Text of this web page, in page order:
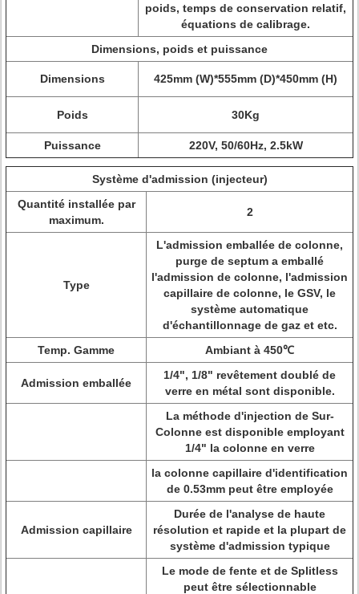
poids, temps de conservation relatif,
équations de calibrage.
Dimensions, poids et puissance
Dimensions 425mm (W)*555mm (D)*450mm (H)
Poids 30Kg
Puissance 220V, 50/60Hz, 2.5kW
Système d'admission (injecteur)
Quantité installée par
maximum.
2
Type
L'admission emballée de colonne,
purge de septum a emballé
l'admission de colonne, l'admission
capillaire de colonne, le GSV, le
système automatique
d'échantillonnage de gaz et etc.
Temp. Gamme
Ambiant à 450℃
Admission emballée
1/4", 1/8" revêtement doublé de
verre en métal sont disponible.
La méthode d'injection de Sur-
Colonne est disponible employant
1/4" la colonne en verre
la colonne capillaire d'identification
de 0.53mm peut être employée
Admission capillaire
Durée de l'analyse de haute
résolution et rapide et la plupart de
système d'admission typique
Le mode de fente et de Splitless
peut être sélectionnable